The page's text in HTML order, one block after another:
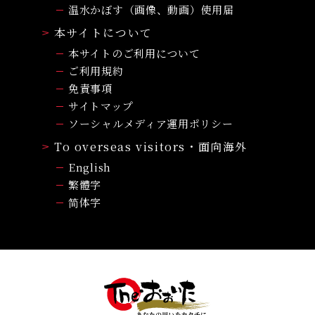
温水かぼす（画像、動画）使用届
本サイトについて
本サイトのご利用について
ご利用規約
免責事項
サイトマップ
ソーシャルメディア運用ポリシー
To overseas visitors・面向海外
English
繁體字
简体字